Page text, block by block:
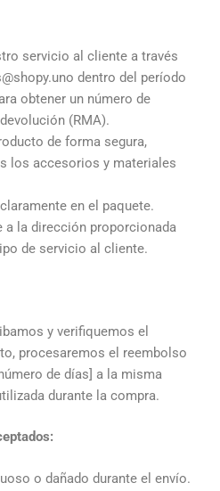
servicio al cliente a través
dentro del período
obtener un número de
(RMA).
de forma segura,
los accesorios y materiales
en el paquete.
a la dirección proporcionada
de servicio al cliente.
y verifiquemos el
procesaremos el reembolso
de días] a la misma
durante la compra.
o dañado durante el envío.